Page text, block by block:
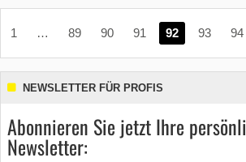
1 … 89 90 91 92 93 94
NEWSLETTER FÜR PROFIS
Abonnieren Sie jetzt Ihre
Newsletter: